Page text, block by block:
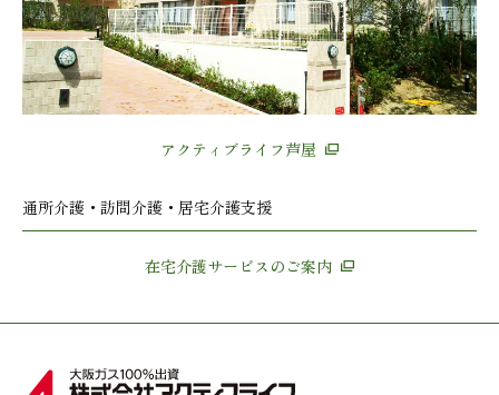
アクティブライフ芦屋
通所介護・訪問介護・居宅介護支援
在宅介護サービスのご案内